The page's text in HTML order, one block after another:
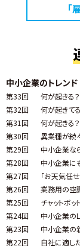
「
中小企業のトレンド
第33回 何が起きる
第32回
何が起きて
第31回
何が起きる
第30回
異業種が続
第29回
中小企業な
第28回
中小企業に
第27回
「お天気任
第26回
業務用の空
第25回
チャットボ
第24回
中小企業の
第23回
中小企業の
第22回
自社に適し